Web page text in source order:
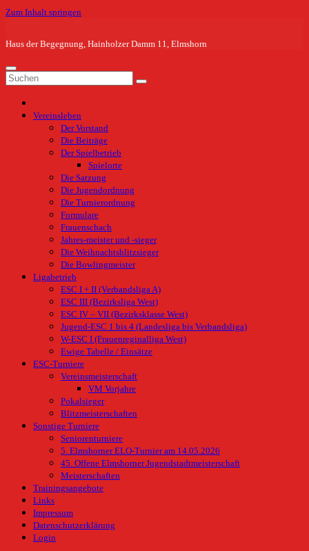
Zum Inhalt springen
Haus der Begegnung, Hainholzer Damm 11, Elmshorn
Vereinsleben
Der Vorstand
Die Beiträge
Der Spielbetrieb
Spielorte
Die Satzung
Die Jugendordnung
Die Turnierordnung
Formulare
Frauenschach
Jahres-meister und -sieger
Die Weihnachtsblitzsieger
Die Bowlingmeister
Ligabetrieb
ESC I + II (Verbandsliga A)
ESC III (Bezirksliga West)
ESC IV – VII (Bezirksklasse West)
Jugend-ESC 1 bis 4 (Landesliga bis Verbandsliga)
W-ESC I (Frauenreginalliga West)
Ewige Tabelle / Einsätze
ESC-Turniere
Vereinsmeisterschaft
VM Vorjahre
Pokalsieger
Blitzmeisterschaften
Sonstige Turniere
Seniorenturniere
5. Elmshorner ELO-Turnier am 14.05.2026
45. Offene Elmshorner Jugendstadtmeisterschaft
Meisterschaften
Trainingsangebote
Links
Impressum
Datenschutzerklärung
Login